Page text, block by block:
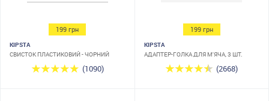
199 грн
KIPSTA
СВИСТОК ПЛАСТИКОВИЙ - ЧОРНИЙ
(1090)
199 грн
KIPSTA
АДАПТЕР-ГОЛКА ДЛЯ М'ЯЧА, 3 ШТ.
(2668)